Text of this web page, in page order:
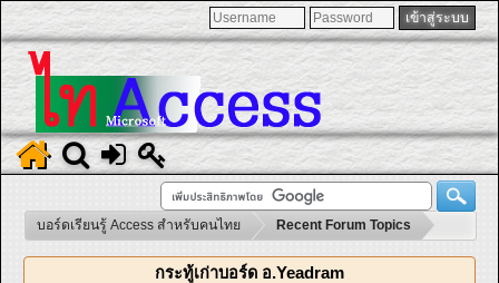
บอร์ดเรียนรู้ Access สำหรับคนไทย Recent Forum Topics
กระทู้เก่าบอร์ด อ.Yeadram